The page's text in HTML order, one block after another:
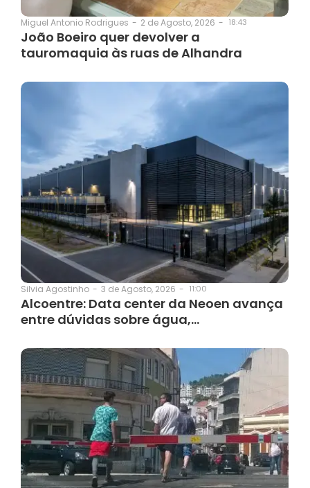
Miguel Antonio Rodrigues - 2 de Agosto, 2026 - 18:43
João Boeiro quer devolver a
tauromaquia às ruas de Alhandra
Silvia Agostinho - 3 de Agosto, 2026 - 11:00
Alcoentre: Data center da Neoen avança
entre dúvidas sobre água,…